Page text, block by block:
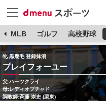
MLB ゴルフ 高校野球
牝 黒鹿毛 登録抹消
プレイフォーユー
父:ハーツクライ
母:レディオブチャド
調教師:斉藤 崇史 (栗東)